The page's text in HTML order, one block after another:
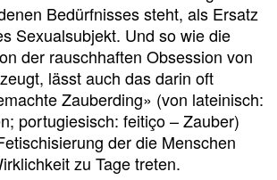
Bedürfnisses steht, als Ersatz
Sexualsubjekt. Und so wie die
der rauschhaften Obsession von
lässt auch das darin oft
Zauberding» (von lateinisch:
portugiesisch: feitiço – Zauber)
der die Menschen
zu Tage treten.